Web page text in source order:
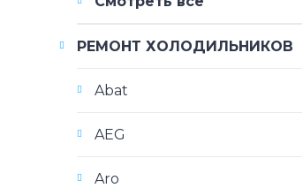
РЕМОНТ ХОЛОДИЛЬНИКОВ
Abat
AEG
Aro